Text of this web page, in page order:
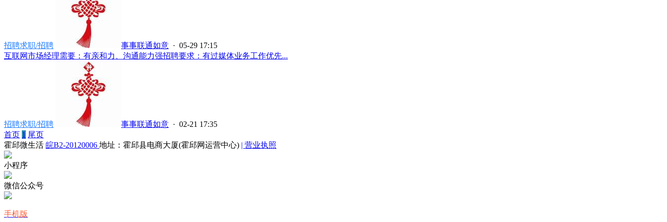
招聘求职/招聘 事事联通如意 · 05-29 17:15
互联网市场经理需要：有亲和力、沟通能力强招聘要求：有过媒体业务工作优先...
招聘求职/招聘 事事联通如意 · 02-21 17:35
首页 1 尾页
霍邱微生活 皖B2-20120006 地址：霍邱县电商大厦(霍邱网运营中心) | 营业执照
小程序
微信公众号
手机版